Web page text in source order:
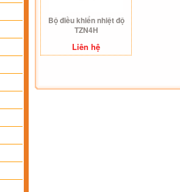
Bộ điều khiển nhiệt độ
TZN4H
Liên hệ